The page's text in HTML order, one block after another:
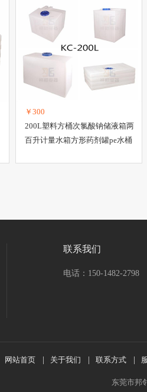
￥300
200L塑料方桶次氯酸钠储液箱两
百升计量水箱方形药剂罐pe水桶
联系我们
电话：150-1482-2798
网站首页 关于我们 联系方式
东莞市邦